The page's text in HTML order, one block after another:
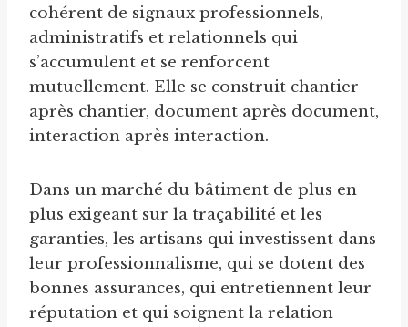
cohérent de signaux professionnels,
administratifs et relationnels qui
s’accumulent et se renforcent
mutuellement. Elle se construit chantier
après chantier, document après document,
interaction après interaction.
Dans un marché du bâtiment de plus en
plus exigeant sur la traçabilité et les
garanties, les artisans qui investissent dans
leur professionnalisme, qui se dotent des
bonnes assurances, qui entretiennent leur
réputation et qui soignent la relation